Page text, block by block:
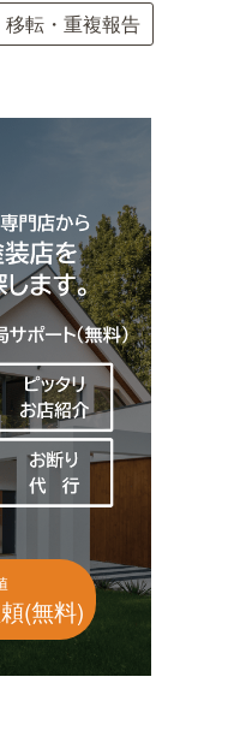
移転・重複報告
(無料)